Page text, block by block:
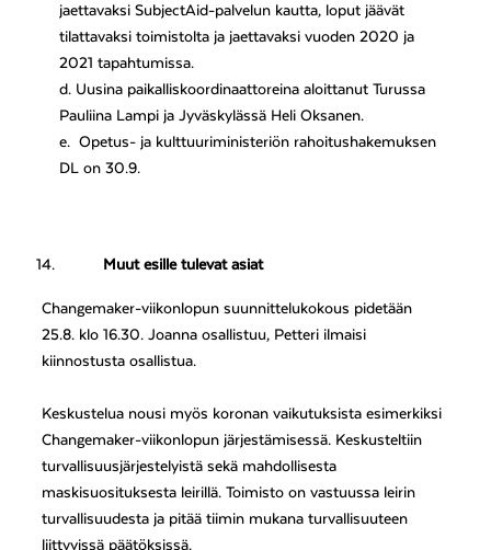
jaettavaksi SubjectAid-palvelun kautta, loput jäävät
tilattavaksi toimistolta ja jaettavaksi vuoden 2020 ja
2021 tapahtumissa.
d. Uusina paikalliskoordinaattoreina aloittanut Turussa
Pauliina Lampi ja Jyväskylässä Heli Oksanen.
e.Opetus- ja kulttuuriministeriön rahoitushakemuksen
DL on 30.9.
Muut esille tulevat asiat
Changemaker-viikonlopun suunnittelukokous pidetään
25.8. klo 16.30. Joanna osallistuu, Petteri ilmaisi
kiinnostusta osallistua.
Keskustelua nousi myös koronan vaikutuksista esimerkiksi
Changemaker-viikonlopun järjestämisessä. Keskusteltiin
turvallisuusjärjestelyistä sekä mahdollisesta
maskisuosituksesta leirillä. Toimisto on vastuussa leirin
turvallisuudesta ja pitää tiimin mukana turvallisuuteen
liittyvissä päätöksissä.